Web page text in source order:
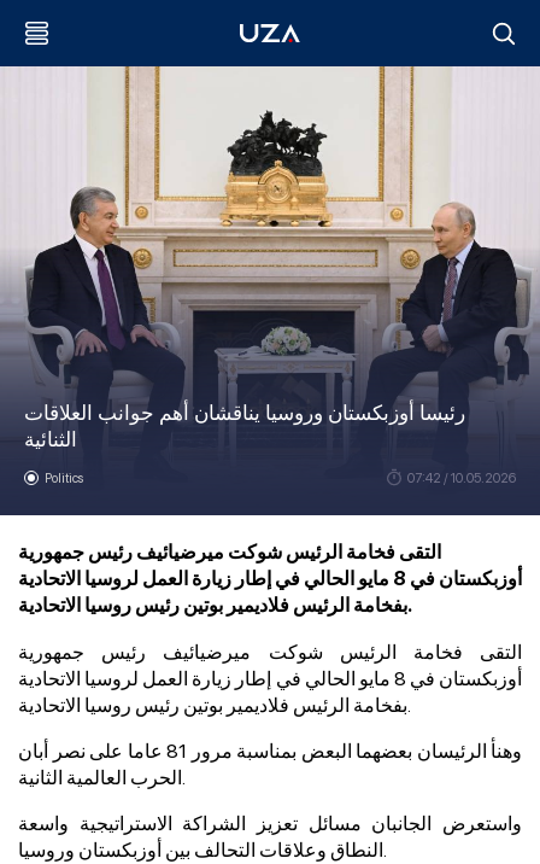
رئيسا أوزبكستان وروسيا يناقشان أهم جوانب العلاقات
الثنائية
Politics 07:42 / 10.05.2026
التقى فخامة الرئيس شوكت ميرضيائيف رئيس جمهورية
أوزبكستان في 8 مايو الحالي في إطار زيارة العمل لروسيا الاتحادية
بفخامة الرئيس فلاديمير بوتين رئيس روسيا الاتحادية.
التقى فخامة الرئيس شوكت ميرضيائيف رئيس جمهورية
أوزبكستان في 8 مايو الحالي في إطار زيارة العمل لروسيا الاتحادية
بفخامة الرئيس فلاديمير بوتين رئيس روسيا الاتحادية.
وهنأ الرئيسان بعضهما البعض بمناسبة مرور 81 عاما على نصر أبان
الحرب العالمية الثانية.
واستعرض الجانبان مسائل تعزيز الشراكة الاستراتيجية واسعة
النطاق وعلاقات التحالف بين أوزبكستان وروسيا.